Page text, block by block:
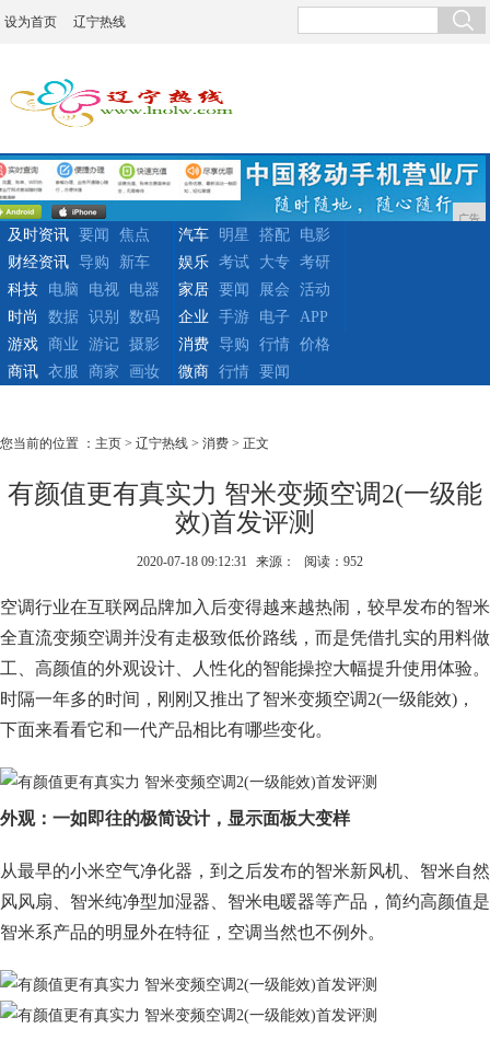
设为首页 辽宁热线
广告
及时资讯 要闻
焦点
财经资讯
导购 新车
汽车 明星 搭配
电影
娱乐
考试 大专
考研
科技
电脑 电视
电器
时尚
数据 识别 数码
家居 要闻 展会
活动
企业
手游 电子
APP
游戏
商业 游记
摄影
商讯
衣服 商家 画妆
消费 导购 行情
价格
微商
行情 要闻
您当前的位置 ： 主页 > 辽宁热线 > 消费 > 正文
有颜值更有真实力 智米变频空调2(一级能
效)首发评测
2020-07-18 09:12:31 来源： 阅读：952
空调行业在互联网品牌加入后变得越来越热闹，较早发布的智米
全直流变频空调并没有走极致低价路线，而是凭借扎实的用料做
工、高颜值的外观设计、人性化的智能操控大幅提升使用体验。
时隔一年多的时间，刚刚又推出了智米变频空调2(一级能效)，
下面来看看它和一代产品相比有哪些变化。
外观：一如即往的极简设计，显示面板大变样
从最早的小米空气净化器，到之后发布的智米新风机、智米自然
风风扇、智米纯净型加湿器、智米电暖器等产品，简约高颜值是
智米系产品的明显外在特征，空调当然也不例外。